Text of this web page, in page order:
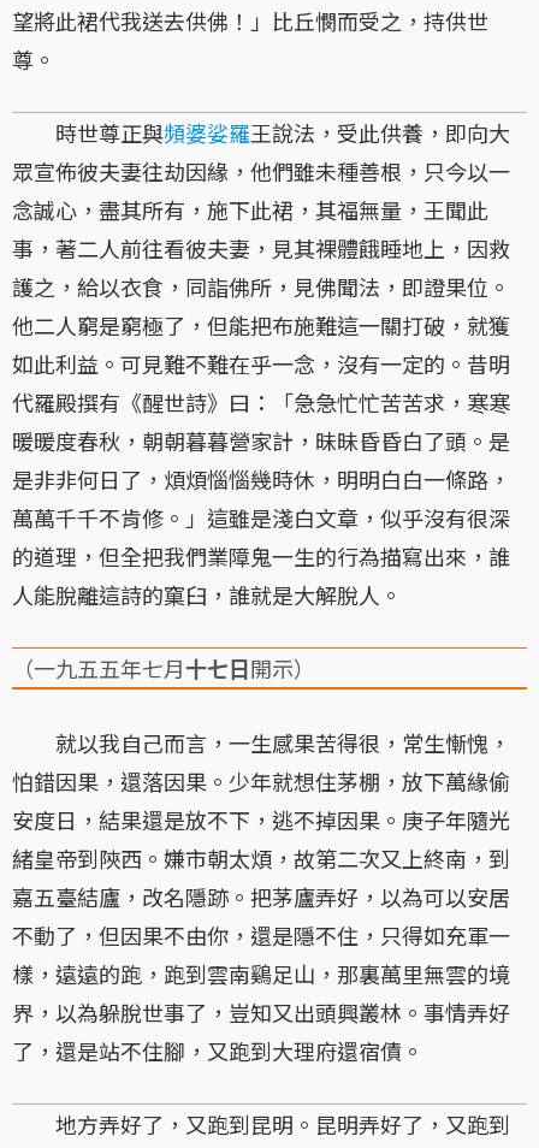
望將此裙代我送去供佛！」比丘憫而受之，持供世
尊。
時世尊正與頻婆娑羅王說法，受此供養，即向大
眾宣佈彼夫妻往劫因緣，他們雖未種善根，只今以一
念誠心，盡其所有，施下此裙，其福無量，王聞此
事，著二人前往看彼夫妻，見其裸體餓睡地上，因救
護之，給以衣食，同詣佛所，見佛聞法，即證果位。
他二人窮是窮極了，但能把布施難這一關打破，就獲
如此利益。可見難不難在乎一念，沒有一定的。昔明
代羅殿撰有《醒世詩》曰：「急急忙忙苦苦求，寒寒
暖暖度春秋，朝朝暮暮營家計，昧昧昏昏白了頭。是
是非非何日了，煩煩惱惱幾時休，明明白白一條路，
萬萬千千不肯修。」這雖是淺白文章，似乎沒有很深
的道理，但全把我們業障鬼一生的行為描寫出來，誰
人能脫離這詩的窠臼，誰就是大解脫人。
（一九五五年七月十七日開示）
就以我自己而言，一生感果苦得很，常生慚愧，
怕錯因果，還落因果。少年就想住茅棚，放下萬緣偷
安度日，結果還是放不下，逃不掉因果。庚子年隨光
緒皇帝到陝西。嫌市朝太煩，故第二次又上終南，到
嘉五臺結廬，改名隱跡。把茅廬弄好，以為可以安居
不動了，但因果不由你，還是隱不住，只得如充軍一
樣，遠遠的跑，跑到雲南鷄足山，那裏萬里無雲的境
界，以為躲脫世事了，豈知又出頭興叢林。事情弄好
了，還是站不住腳，又跑到大理府還宿債。
地方弄好了，又跑到昆明。昆明弄好了，又跑到